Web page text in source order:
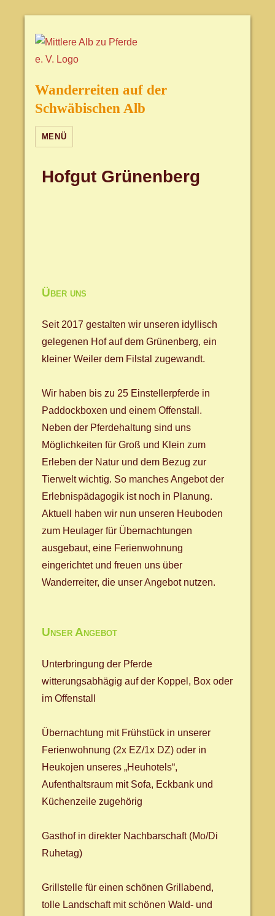
Wanderreiten auf der
Schwäbischen Alb
MENÜ
Hofgut Grünenberg
Über uns
Seit 2017 gestalten wir unseren idyllisch
gelegenen Hof auf dem Grünenberg, ein
kleiner Weiler dem Filstal zugewandt.
Wir haben bis zu 25 Einstellerpferde in
Paddockboxen und einem Offenstall.
Neben der Pferdehaltung sind uns
Möglichkeiten für Groß und Klein zum
Erleben der Natur und dem Bezug zur
Tierwelt wichtig. So manches Angebot der
Erlebnispädagogik ist noch in Planung.
Aktuell haben wir nun unseren Heuboden
zum Heulager für Übernachtungen
ausgebaut, eine Ferienwohnung
eingerichtet und freuen uns über
Wanderreiter, die unser Angebot nutzen.
Unser Angebot
Unterbringung der Pferde
witterungsabhägig auf der Koppel, Box oder
im Offenstall
Übernachtung mit Frühstück in unserer
Ferienwohnung (2x EZ/1x DZ) oder in
Heukojen unseres „Heuhotels“,
Aufenthaltsraum mit Sofa, Eckbank und
Küchenzeile zugehörig
Gasthof in direkter Nachbarschaft (Mo/Di
Ruhetag)
Grillstelle für einen schönen Grillabend,
tolle Landschaft mit schönen Wald- und